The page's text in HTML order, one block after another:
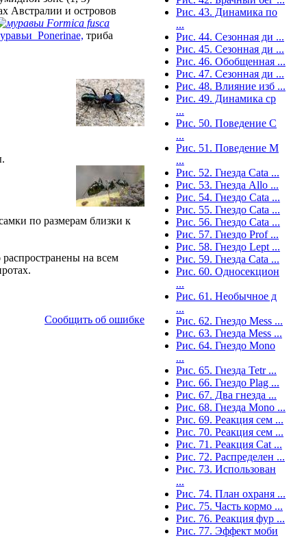
Австралии и островов
Formica fusca
Ponerinae, триба
по размерам близки к
на всем
Сообщить об ошибке
Рис. 43. Динамика по
...
Рис. 44. Сезонная ди ...
Рис. 45. Сезонная ди ...
Рис. 46. Обобщенная ...
Рис. 47. Сезонная ди ...
Рис. 48. Влияние изб ...
Рис. 49. Динамика ср
...
Рис. 50. Поведение C
...
Рис. 51. Поведение M
...
Рис. 52. Гнезда Cata ...
Рис. 53. Гнезда Allo ...
Рис. 54. Гнездо Cata ...
Рис. 55. Гнездо Cata ...
Рис. 56. Гнездо Cata ...
Рис. 57. Гнездо Prof ...
Рис. 58. Гнездо Lept ...
Рис. 59. Гнезда Cata ...
Рис. 60. Односекцион
...
Рис. 61. Необычное д
...
Рис. 62. Гнездо Mess ...
Рис. 63. Гнезда Mess ...
Рис. 64. Гнездо Mono
...
Рис. 65. Гнезда Tetr ...
Рис. 66. Гнездо Plag ...
Рис. 67. Два гнезда ...
Рис. 68. Гнезда Mono ...
Рис. 69. Реакция сем ...
Рис. 70. Реакция сем ...
Рис. 71. Реакция Cat ...
Рис. 72. Распределен ...
Рис. 73. Использован
...
Рис. 74. План охраня ...
Рис. 75. Часть кормо ...
Рис. 76. Реакция фур ...
Рис. 77. Эффект моби